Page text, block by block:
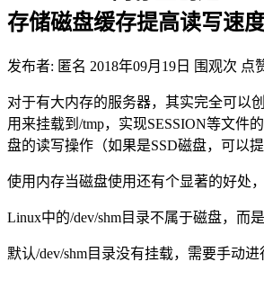
存储磁盘缓存提高读写速
发布者: 匿名 2018年09月19日 围观次 点
对于有大内存的服务器，其实完全可以
用来挂载到/tmp，实现SESSION等文件
盘的读写操作（如果是SSD磁盘，可以提
使用内存当磁盘使用还有个显著的好处
Linux中的/dev/shm目录不属于磁盘，而
默认/dev/shm目录没有挂载，需要手动